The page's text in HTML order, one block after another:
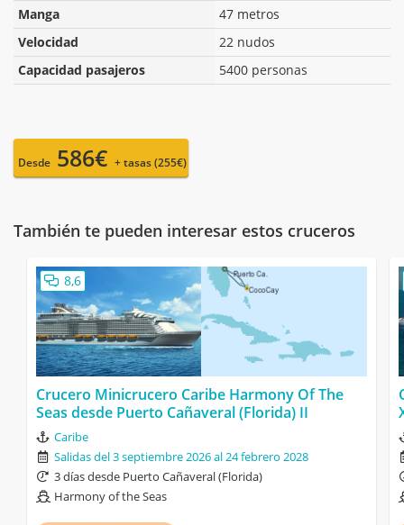
Manga
47 metros
Velocidad
22 nudos
Capacidad pasajeros
5400 personas
Desde 586€ + tasas (255€)
También te pueden interesar estos cruceros
8,6
Crucero Minicrucero Caribe Harmony Of The
Seas desde Puerto Cañaveral (Florida) II
Caribe
Salidas del 3 septiembre 2026 al 24 febrero 2028
3 días desde Puerto Cañaveral (Florida)
Harmony of the Seas